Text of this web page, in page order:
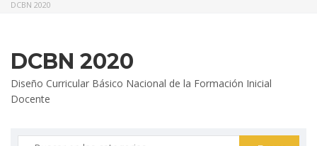
DCBN 2020
DCBN 2020
Diseño Curricular Básico Nacional de la Formación Inicial
Docente
Busqueda